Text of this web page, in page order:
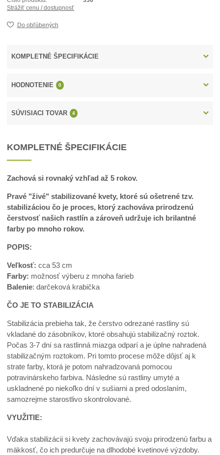
Strážiť cenu / dostupnosť
Do obľúbených
KOMPLETNÉ ŠPECIFIKÁCIE
HODNOTENIE 0
SÚVISIACI TOVAR 4
KOMPLETNÉ ŠPECIFIKÁCIE
Zachová si rovnaký vzhľad až 5 rokov.
Pravé "živé" stabilizované kvety, ktoré sú ošetrené tzv.
stabilizáciou čo je proces, ktorý zachováva prirodzenú
čerstvosť našich rastlín a zároveň udržuje ich brilantné
farby po mnoho rokov.
POPIS:
Veľkosť:cca 53 cm
Farby: možnosť výberu z mnoha farieb
Balenie: darčeková krabička
ČO JE TO STABILIZÁCIA
Stabilizácia prebieha tak, že čerstvo odrezané rastliny sú
vkladané do zásobníkov, ktoré obsahujú stabilizačný roztok.
Počas 3-7 dní sa rastlinná miazga odparí a je úplne nahradená
stabilizačným roztokom. Pri tomto procese môže dôjsť aj k
strate farby, ktorá je potom nahradzovaná pomocou
potravinárskeho farbiva. Následne sú rastliny umyté a
uskladnené po niekoľko dní v sušiarni a pred odoslaním,
samozrejme starostlivo skontrolované.
VYUŽITIE:
Vďaka stabilizácii si kvety zachovávajú svoju prirodzenú farbu a
mäkkosť, čo ich predurčuje na dlhodobé kvetinové výzdoby.